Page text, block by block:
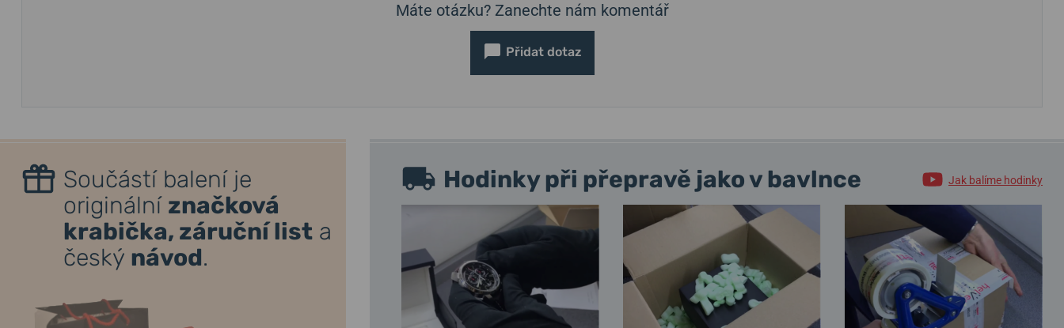
Máte otázku? Zanechte nám komentář
Přidat dotaz
Součástí balení je
originální značková
krabička, záruční list a
český návod.
Jak balíme hodinky
Hodinky při přepravě jako v bavlnce